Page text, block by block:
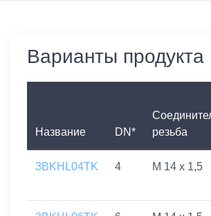
Варианты продукта
Название DN*
резьба
3BKHL04TK 4 M 14 x 1,5